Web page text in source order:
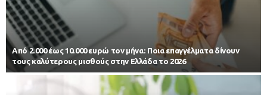
Από 2.000 έως 10.000 ευρώ τον μήνα: Ποια επαγγέλματα δίνουν
τους καλύτερους μισθούς στην Ελλάδα το 2026